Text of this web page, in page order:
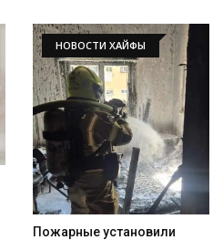
НОВОСТИ ХАЙФЫ
Пожарные установили